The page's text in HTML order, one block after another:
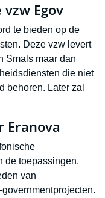
Egov
te bieden op de
Deze vzw levert
Smals maar dan
die niet
behoren. Later zal
Eranova
de toepassingen.
van